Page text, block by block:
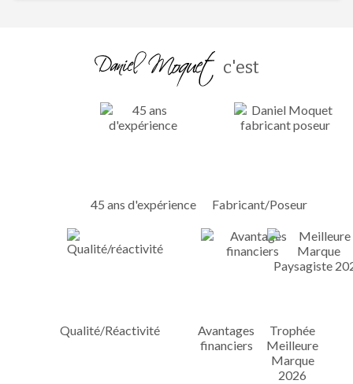
c'est
45 ans d'expérience Fabricant/Poseur
Qualité/Réactivité
Avantages
financiers
Trophée
Meilleure
Marque
2026